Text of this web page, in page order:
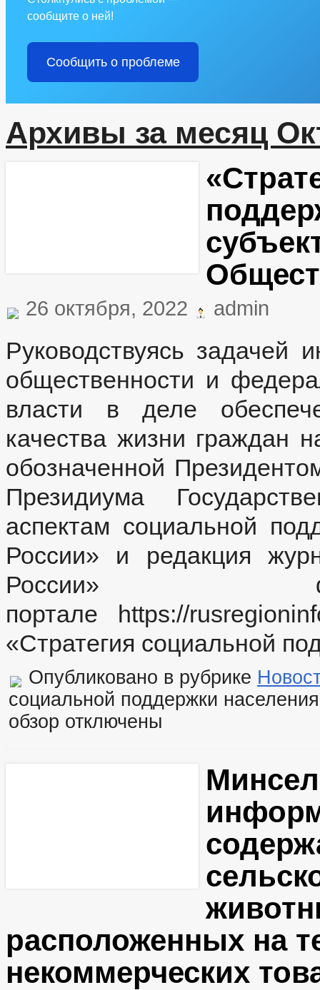
сообщите о ней!
Сообщить о проблеме
Архивы за месяц
26 октября, 2022 admin
Руководствуясь задачей
общественности и
власти в деле
качества жизни граждан
обозначенной
Президиума
аспектам социальной
России» и редакция
России»
портале https://
«Стратегия социальной
Опубликовано в рубрике
социальной поддержки
обзор отключены
расположенных на
некоммерческих